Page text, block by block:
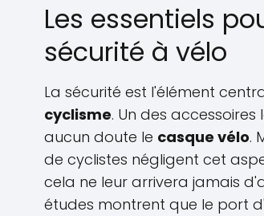
Les essentiels
sécurité à vélo
La sécurité est l'élément
cyclisme. Un des accessoires
aucun doute le casque vélo.
de cyclistes négligent cet
cela ne leur arrivera jamais
études montrent que le port